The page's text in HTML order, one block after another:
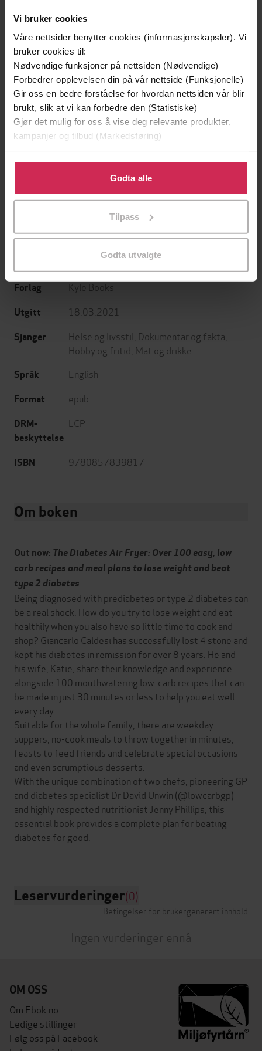
Vi bruker cookies
Våre nettsider benytter cookies (informasjonskapsler). Vi
bruker cookies til:
Nødvendige funksjoner på nettsiden (Nødvendige)
Forbedrer opplevelsen din på vår nettside (Funksjonelle)
Gir oss en bedre forståelse for hvordan nettsiden vår blir
brukt, slik at vi kan forbedre den (Statistiske)
Gjør det mulig for oss å vise deg relevante produkter,
kampanjer og tilbud (Markedsføring)
Klikk på «Godta alle» for å gi oss ditt samtykke til å
bruke cookies for alle disse formålene. Du kan også
tilpasse ditt samtykke til spesifikke formål ved å klikke
Godta alle
Tilpass
Godta utvalgte
199,-
Minnesota
EBOK
349,-
EBOK
Eat to Beat Diabetes with 100 Easy Low-
carb Recipes
Katie Caldesi(forfatter)
Forlag Kyle Books
Utgitt 18.03.2021
Sjanger Helse og livsstil Dokumentar og fakta
Hobby og fritid Mat og drikke
Språk English
Format epub
DRM-
beskyttelse
LCP
ISBN 9780857839817
Om boken
Out now: The Diabetes Air Fryer: Over 100 easy, low
carb recipes and meal plans to lose weight and beat
type 2 diabetes
Being diagnosed with prediabetes or type 2 diabetes can
be a real shock. How do you try to lose weight and eat
healthily when you also have so little time to cook and
shop? Giancarlo Caldesi has successfully lost 4 stone and
kept his diabetes in remission for over 8 years. He and
his wife, Katie, share their knowledge and experience
alongside 100 mouthwatering low-carb recipes that can
be made in just 30 minutes or less to help you eat well
every day.
Suitable for the whole family, there are weekday
suppers, no-cook meals to throw together in minutes,
feasts to feed friends and celebrate special occasions
and even scrumptious desserts.
With the unique combination of two chefs, pioneering GP
and diabetes specialist Dr David Unwin (@lowcarbgp)
and highly respected nutritionist Jenny Phillips, this
essential book provides a complete plan for beating
diabetes for good.
Leservurderinger(0)
Betingelser for brukergenerert innhold
Ingen vurderinger ennå
OM OSS
Om Ebok.no
Ledige stillinger
Følg oss på Facebook